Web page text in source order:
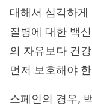
대해서 심각하
질병에 대한 백
의 자유보다 건
먼저 보호해야
스페인의 경우,